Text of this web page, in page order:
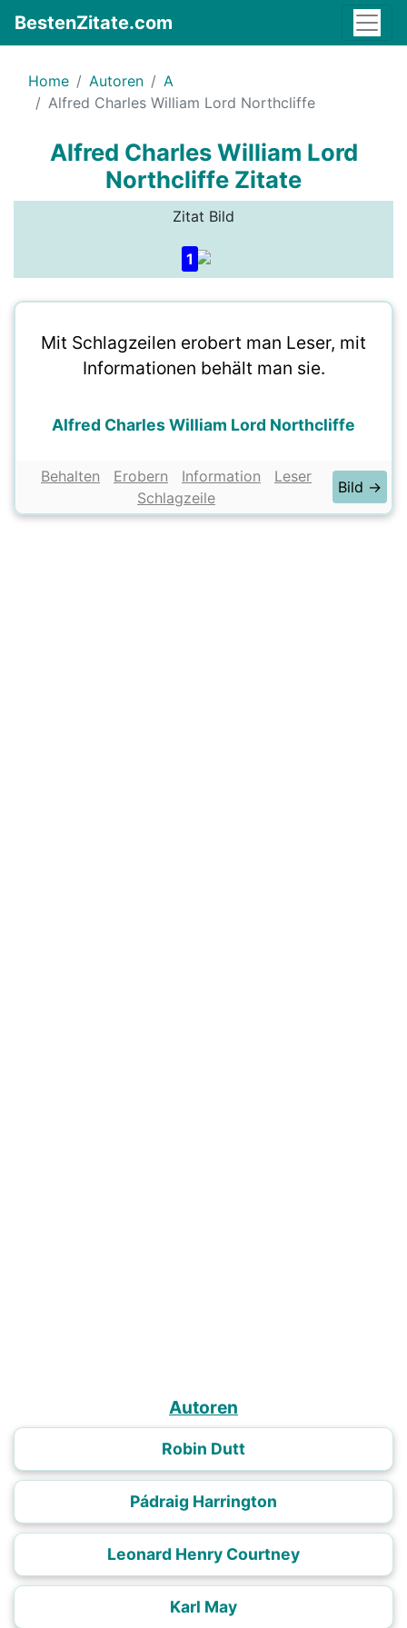
BestenZitate.com
Home Autoren
A
Alfred Charles William Lord Northcliffe
Alfred Charles William Lord
Northcliffe Zitate
Zitat Bild
1
Mit Schlagzeilen erobert man Leser, mit
Informationen behält man sie.
Alfred Charles William Lord Northcliffe
Behalten Erobern Information
Leser
Schlagzeile
Bild →
Autoren
Robin Dutt
Pádraig Harrington
Leonard Henry Courtney
Karl May